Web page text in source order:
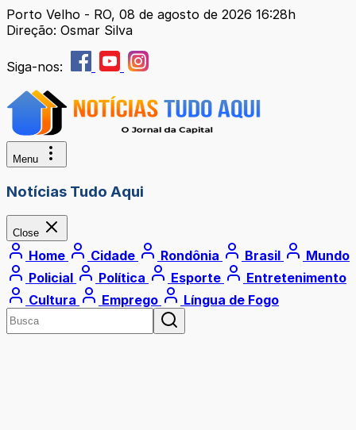
Porto Velho - RO, 08 de agosto de 2026 16:28h
Direção: Osmar Silva
Siga-nos:
Menu
Notícias Tudo Aqui
Close
Home Cidade Rondônia Brasil
Mundo
Policial
Política Esporte
Entretenimento
Cultura
Emprego Língua de Fogo